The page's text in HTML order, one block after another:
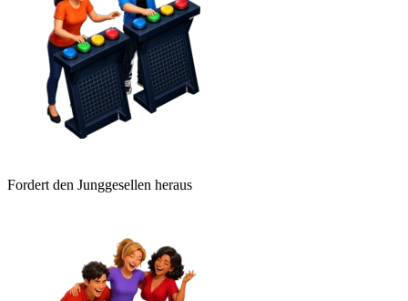
Fordert den Junggesellen heraus